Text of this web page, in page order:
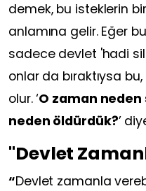
demek, bu isteklerin bir
anlamına gelir. Eğer
sadece devlet 'hadi
onlar da bıraktıysa
olur. ‘O zaman neden
neden öldürdük?’
"Devlet
“Devlet zamanla